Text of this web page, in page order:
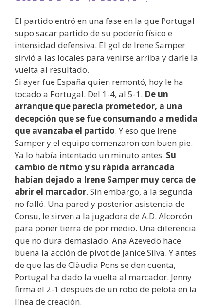
El partido entró en una fase en la que Portugal
supo sacar partido de su poderío físico e
intensidad defensiva. El gol de Irene Samper
sirvió a las locales para venirse arriba y darle la
vuelta al resultado.
Si ayer fue España quien remontó, hoy le ha
tocado a Portugal. Del 1-4, al 5-1. De un
arranque que parecía prometedor, a una
decepción que se fue consumando a medida
que avanzaba el partido. Y eso que Irene
Samper y el equipo comenzaron con buen pie.
Ya lo había intentado un minuto antes. Su
cambio de ritmo y su rápida arrancada
habían dejado a Irene Samper muy cerca de
abrir el marcador. Sin embargo, a la segunda
no falló. Una pared y posterior asistencia de
Consu, le sirven a la jugadora de A.D. Alcorcón
para poner tierra de por medio. Una diferencia
que no dura demasiado. Ana Azevedo hace
buena la acción de pívot de Janice Silva. Y antes
de que las de Clàudia Pons se den cuenta,
Portugal ha dado la vuelta al marcador. Jenny
firma el 2-1 después de un robo de pelota en la
línea de creación.